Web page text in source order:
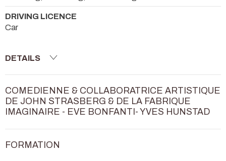
DRIVING LICENCE
Car
DETAILS
COMEDIENNE & COLLABORATRICE ARTISTIQUE
DE JOHN STRASBERG & DE LA FABRIQUE
IMAGINAIRE - EVE BONFANTI- YVES HUNSTAD
FORMATION